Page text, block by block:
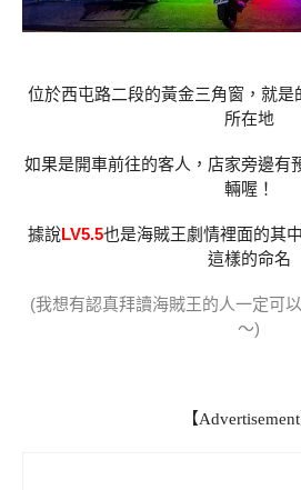
位於西屯路二段的黃金三角窗，就是
所在地
如果是開車前往的客人，店家旁邊有
輛喔！
據說LV5.5也是海賊王劇情裡面的其
這樣的命名
(我想有認真拜讀海賊王的人一定可
～)
【Advertisement